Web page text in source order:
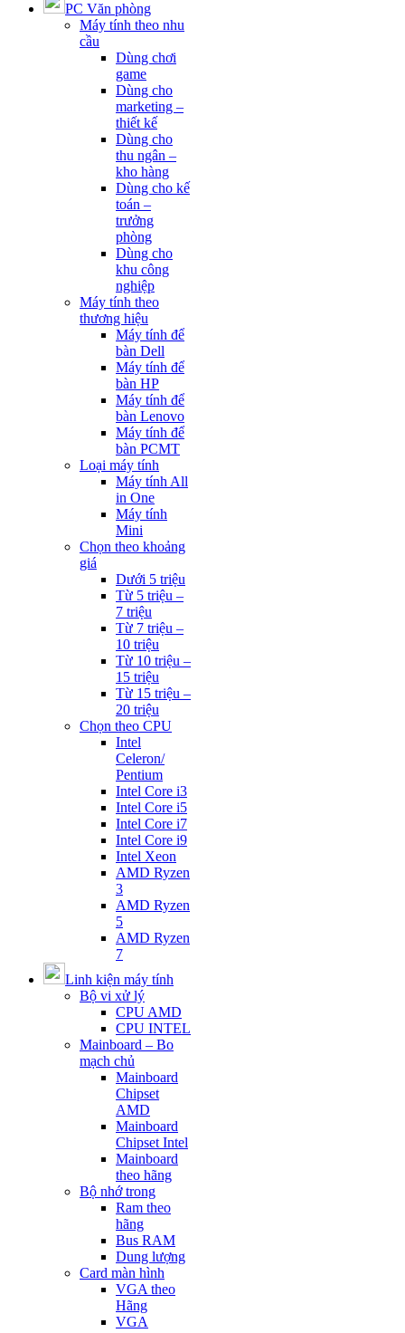
PC Văn phòng
Máy tính theo nhu
cầu
Dùng chơi
game
Dùng cho
marketing –
thiết kế
Dùng cho
thu ngân –
kho hàng
Dùng cho kế
toán –
trưởng
phòng
Dùng cho
khu công
nghiệp
Máy tính theo
thương hiệu
Máy tính để
bàn Dell
Máy tính để
bàn HP
Máy tính để
bàn Lenovo
Máy tính để
bàn PCMT
Loại máy tính
Máy tính All
in One
Máy tính
Mini
Chọn theo khoảng
giá
Dưới 5 triệu
Từ 5 triệu –
7 triệu
Từ 7 triệu –
10 triệu
Từ 10 triệu –
15 triệu
Từ 15 triệu –
20 triệu
Chọn theo CPU
Intel
Celeron/
Pentium
Intel Core i3
Intel Core i5
Intel Core i7
Intel Core i9
Intel Xeon
AMD Ryzen
3
AMD Ryzen
5
AMD Ryzen
7
Linh kiện máy tính
Bộ vi xử lý
CPU AMD
CPU INTEL
Mainboard – Bo
mạch chủ
Mainboard
Chipset
AMD
Mainboard
Chipset Intel
Mainboard
theo hãng
Bộ nhớ trong
Ram theo
hãng
Bus RAM
Dung lượng
Card màn hình
VGA theo
Hãng
VGA